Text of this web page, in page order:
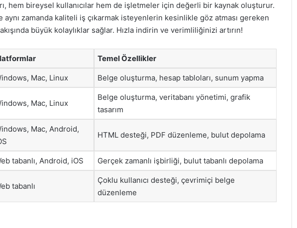
hem bireysel kullanıcılar hem de işletmeler için değerli bir kaynak oluşturur.
zamanda kaliteli iş çıkarmak isteyenlerin kesinlikle göz atması gereken
büyük kolaylıklar sağlar. Hızla indirin ve verimliliğinizi artırın!
Temel Özellikler
Mac, Linux Belge oluşturma, hesap tabloları, sunum yapma
Mac, Linux
Belge oluşturma, veritabanı yönetimi, grafik
tasarım
Mac, Android,
HTML desteği, PDF düzenleme, bulut depolama
tabanlı, Android, iOS Gerçek zamanlı işbirliği, bulut tabanlı depolama
tabanlı
Çoklu kullanıcı desteği, çevrimiçi belge
düzenleme